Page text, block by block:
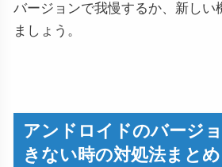
バージョンで我慢するか、新しい
ましょう。
アンドロイドのバージ
きない時の対処法まとめ